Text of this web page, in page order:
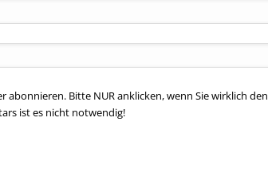
Bitte NUR anklicken, wenn Sie wirklich den
ist es nicht notwendig!